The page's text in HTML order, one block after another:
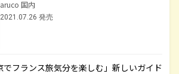
aruco 国内
2021.07.26 発売
でフランス旅気分を楽しむ」新しいガイド